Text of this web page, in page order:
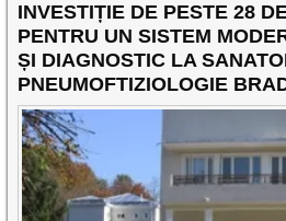
INVESTIȚIE DE PESTE 28
PENTRU UN SISTEM
ȘI DIAGNOSTIC LA
PNEUMOFTIZIOLOGIE